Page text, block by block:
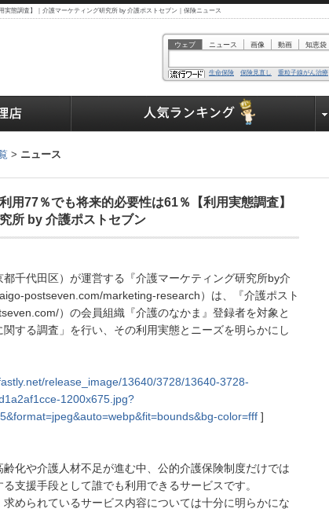
態調査】｜介護マーケティング研究所 by 介護ポストセブン｜保険ニュース
ウェブ ニュース 画像 動画 知恵袋
生命保険 保険見直し 重粒子線がん治療
> ニュース
用77％でも将来的必要性は61％【利用実態調査】
所 by 介護ポストセブン
千代田区）が運営する『介護マーケティング研究所by介
postseven.com/marketing-research）は、『介護ポスト
）の会員組織『介護のなかま』登録者を対象と
する調査」を行い、その利用実態とニーズを明らかにし
release_image/13640/3728/13640-3728-
1200x675.jpg?
color=fff ]
化や介護人材不足が進む中、公的介護保険制度だけでは
支援手段として誰でも利用できるサービスです。
められているサービス内容については十分に明らかにな